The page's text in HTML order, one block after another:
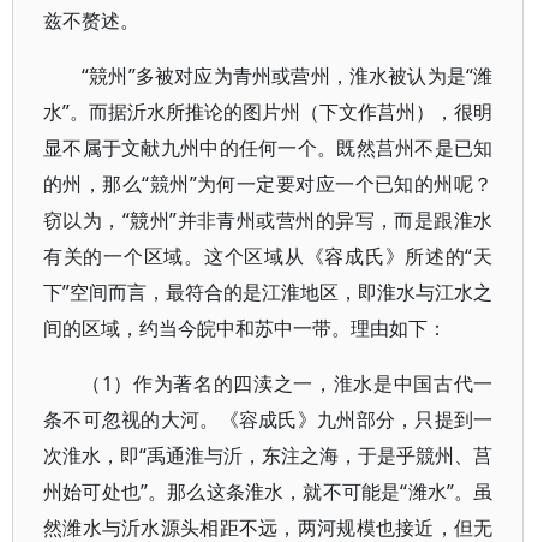
兹不赘述。
“競州”多被对应为青州或营州，淮水被认为是“潍
水”。而据沂水所推论的图片州（下文作莒州），很明
显不属于文献九州中的任何一个。既然莒州不是已知
的州，那么“競州”为何一定要对应一个已知的州呢？
窃以为，“競州”并非青州或营州的异写，而是跟淮水
有关的一个区域。这个区域从《容成氏》所述的“天
下”空间而言，最符合的是江淮地区，即淮水与江水之
间的区域，约当今皖中和苏中一带。理由如下：
（1）作为著名的四渎之一，淮水是中国古代一
条不可忽视的大河。《容成氏》九州部分，只提到一
次淮水，即“禹通淮与沂，东注之海，于是乎競州、莒
州始可处也”。那么这条淮水，就不可能是“潍水”。虽
然潍水与沂水源头相距不远，两河规模也接近，但无